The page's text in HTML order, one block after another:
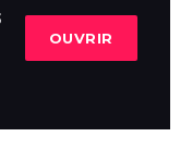
OUVRIR